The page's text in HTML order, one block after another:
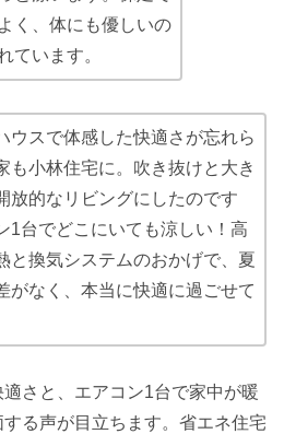
く、体にも優しいの
ています。
ウスで体感した快適さが忘れら
も小林住宅に。吹き抜けと大き
放的なリビングにしたのです
1台でどこにいても涼しい！高
と換気システムのおかげで、夏
がなく、本当に快適に過ごせて
さと、エアコン1台で家中が暖
る声が目立ちます。省エネ住宅